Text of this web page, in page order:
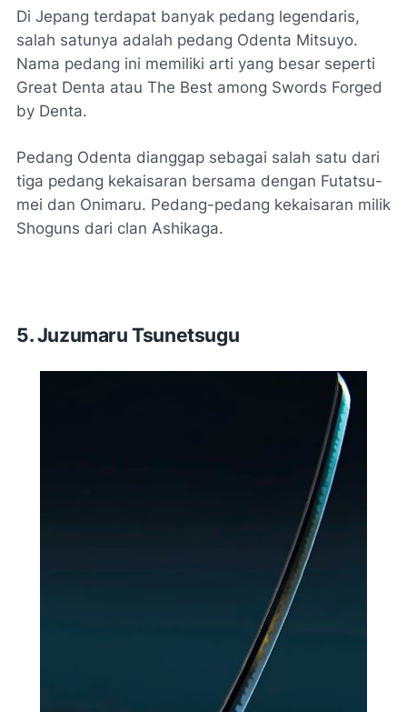
Di Jepang terdapat banyak pedang legendaris,
salah satunya adalah pedang Odenta Mitsuyo.
Nama pedang ini memiliki arti yang besar seperti
Great Denta atau The Best among Swords Forged
by Denta.
Pedang Odenta dianggap sebagai salah satu dari
tiga pedang kekaisaran bersama dengan Futatsu-
mei dan Onimaru. Pedang-pedang kekaisaran milik
Shoguns dari clan Ashikaga.
5. Juzumaru Tsunetsugu